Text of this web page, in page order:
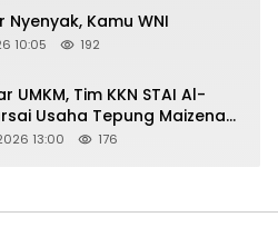
Kamu WNI
10:05 192
UMKM, Tim KKN STAI Al-
Usaha Tepung Maizena
13:00 176